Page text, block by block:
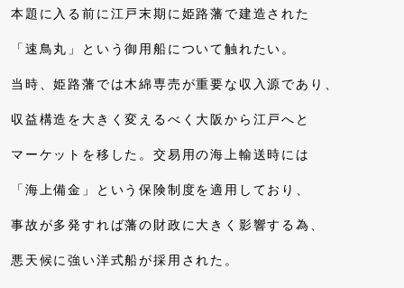
本題に入る前に江戸末期に姫路藩で建造された
「速鳥丸」という御用船について触れたい。
当時、姫路藩では木綿専売が重要な収入源であり、
収益構造を大きく変えるべく大阪から江戸へと
マーケットを移した。交易用の海上輸送時には
「海上備金」という保険制度を適用しており、
事故が多発すれば藩の財政に大きく影響する為、
悪天候に強い洋式船が採用された。